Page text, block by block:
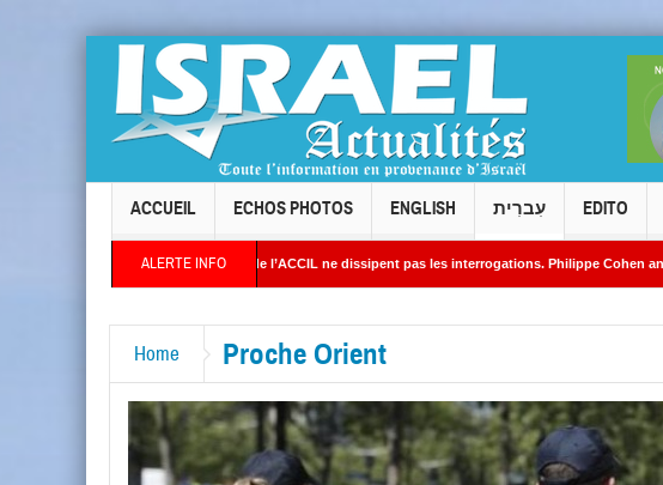
ACCUEIL ECHOS PHOTOS ENGLISH עִברִית EDITO
ALERTE INFO
du président de l’ACCIL ne dissipent pas les interrogations. Philippe Cohen annonce se réserver
Home Proche Orient